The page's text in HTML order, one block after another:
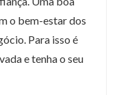
o bem-estar dos
Para isso é
e tenha o seu